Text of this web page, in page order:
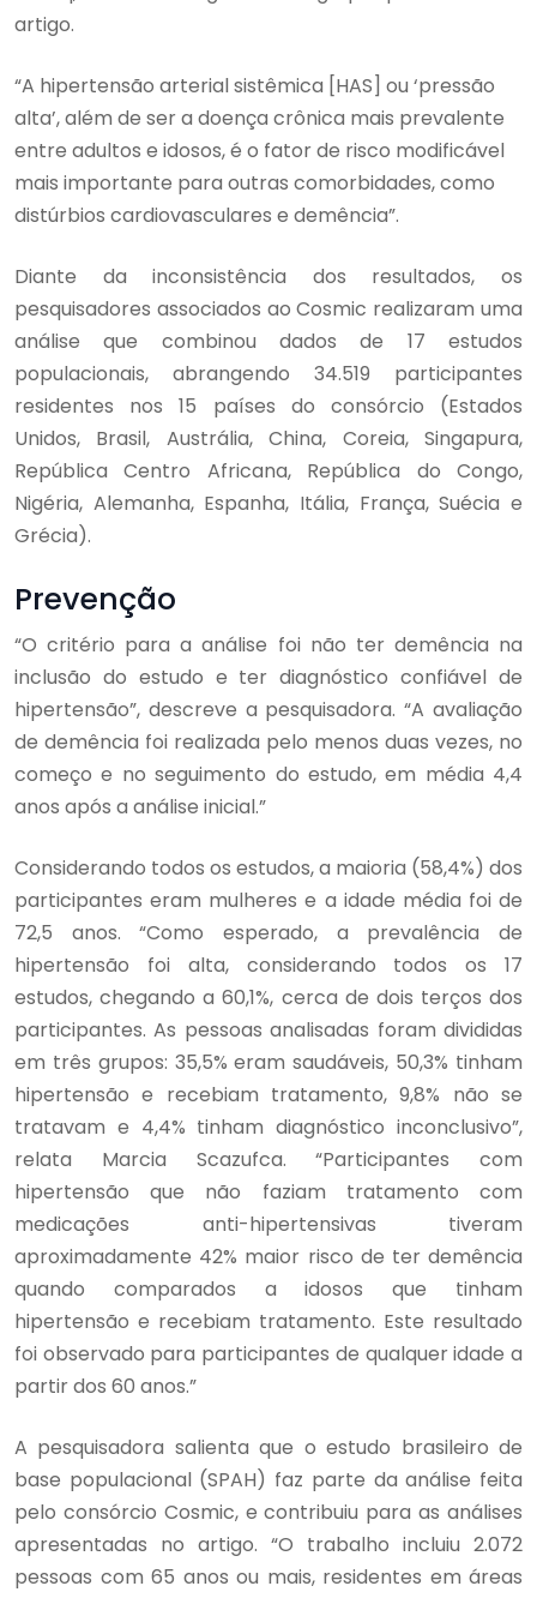
artigo.
“A hipertensão arterial sistêmica [HAS] ou ‘pressão
alta’, além de ser a doença crônica mais prevalente
entre adultos e idosos, é o fator de risco modificável
mais importante para outras comorbidades, como
distúrbios cardiovasculares e demência”.
Diante da inconsistência dos resultados, os
pesquisadores associados ao Cosmic realizaram uma
análise que combinou dados de 17 estudos
populacionais, abrangendo 34.519 participantes
residentes nos 15 países do consórcio (Estados
Unidos, Brasil, Austrália, China, Coreia, Singapura,
República Centro Africana, República do Congo,
Nigéria, Alemanha, Espanha, Itália, França, Suécia e
Grécia).
Prevenção
“O critério para a análise foi não ter demência na
inclusão do estudo e ter diagnóstico confiável de
hipertensão”, descreve a pesquisadora. “A avaliação
de demência foi realizada pelo menos duas vezes, no
começo e no seguimento do estudo, em média 4,4
anos após a análise inicial.”
Considerando todos os estudos, a maioria (58,4%) dos
participantes eram mulheres e a idade média foi de
72,5 anos. “Como esperado, a prevalência de
hipertensão foi alta, considerando todos os 17
estudos, chegando a 60,1%, cerca de dois terços dos
participantes. As pessoas analisadas foram divididas
em três grupos: 35,5% eram saudáveis, 50,3% tinham
hipertensão e recebiam tratamento, 9,8% não se
tratavam e 4,4% tinham diagnóstico inconclusivo”,
relata Marcia Scazufca. “Participantes com
hipertensão que não faziam tratamento com
medicações anti-hipertensivas tiveram
aproximadamente 42% maior risco de ter demência
quando comparados a idosos que tinham
hipertensão e recebiam tratamento. Este resultado
foi observado para participantes de qualquer idade a
partir dos 60 anos.”
A pesquisadora salienta que o estudo brasileiro de
base populacional (SPAH) faz parte da análise feita
pelo consórcio Cosmic, e contribuiu para as análises
apresentadas no artigo. “O trabalho incluiu 2.072
pessoas com 65 anos ou mais, residentes em áreas